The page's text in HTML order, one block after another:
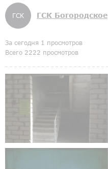
ГСК ГСК Богородское
За сегодня 1 просмотров
Всего 2222 просмотров